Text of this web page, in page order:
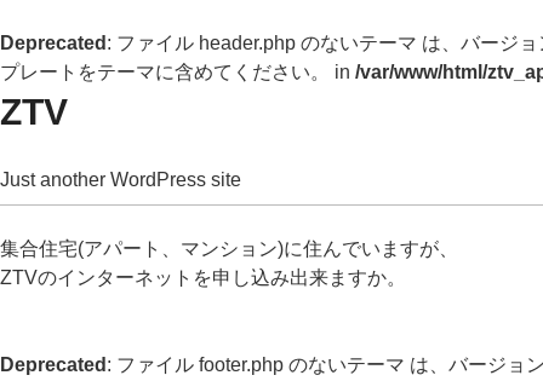
Deprecated : ファイル header.php のないテーマ は、バージ
プレートをテーマに含めてください。 in /var/www/html/
ZTV
Just another WordPress site
集合住宅(アパート、マンション)に住んでいますが、
ZTVのインターネットを申し込み出来ますか。
Deprecated : ファイル footer.php のないテーマ は、バージョ